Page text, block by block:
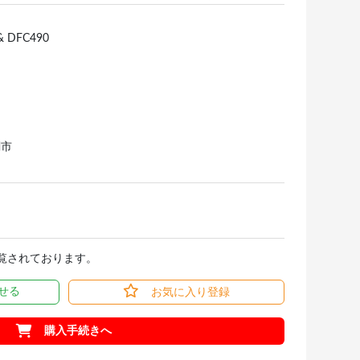
DFC490
されております。
る お気に入り登録
購入手続きへ